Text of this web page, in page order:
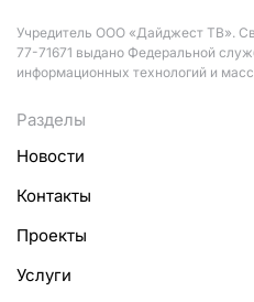
Учредитель ООО «Дайджест ТВ».
77-71671 выдано Федеральной
информационных технологий и
Разделы
Новости
Контакты
Проекты
Услуги